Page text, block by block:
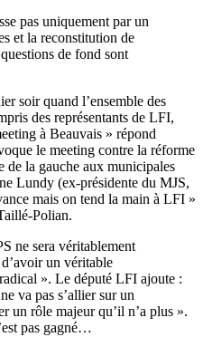
pas uniquement par un
et la reconstitution de
de fond sont
soir quand l’ensemble des
des représentants de LFI,
à Beauvais » répond
le meeting contre la réforme
de la gauche aux municipales
Lundy (ex-présidente du MJS,
mais on tend la main à LFI »
Polian.
ne sera véritablement
un véritable
». Le député LFI ajoute :
va pas s’allier sur un
un rôle majeur qu’il n’a plus ».
pas gagné…